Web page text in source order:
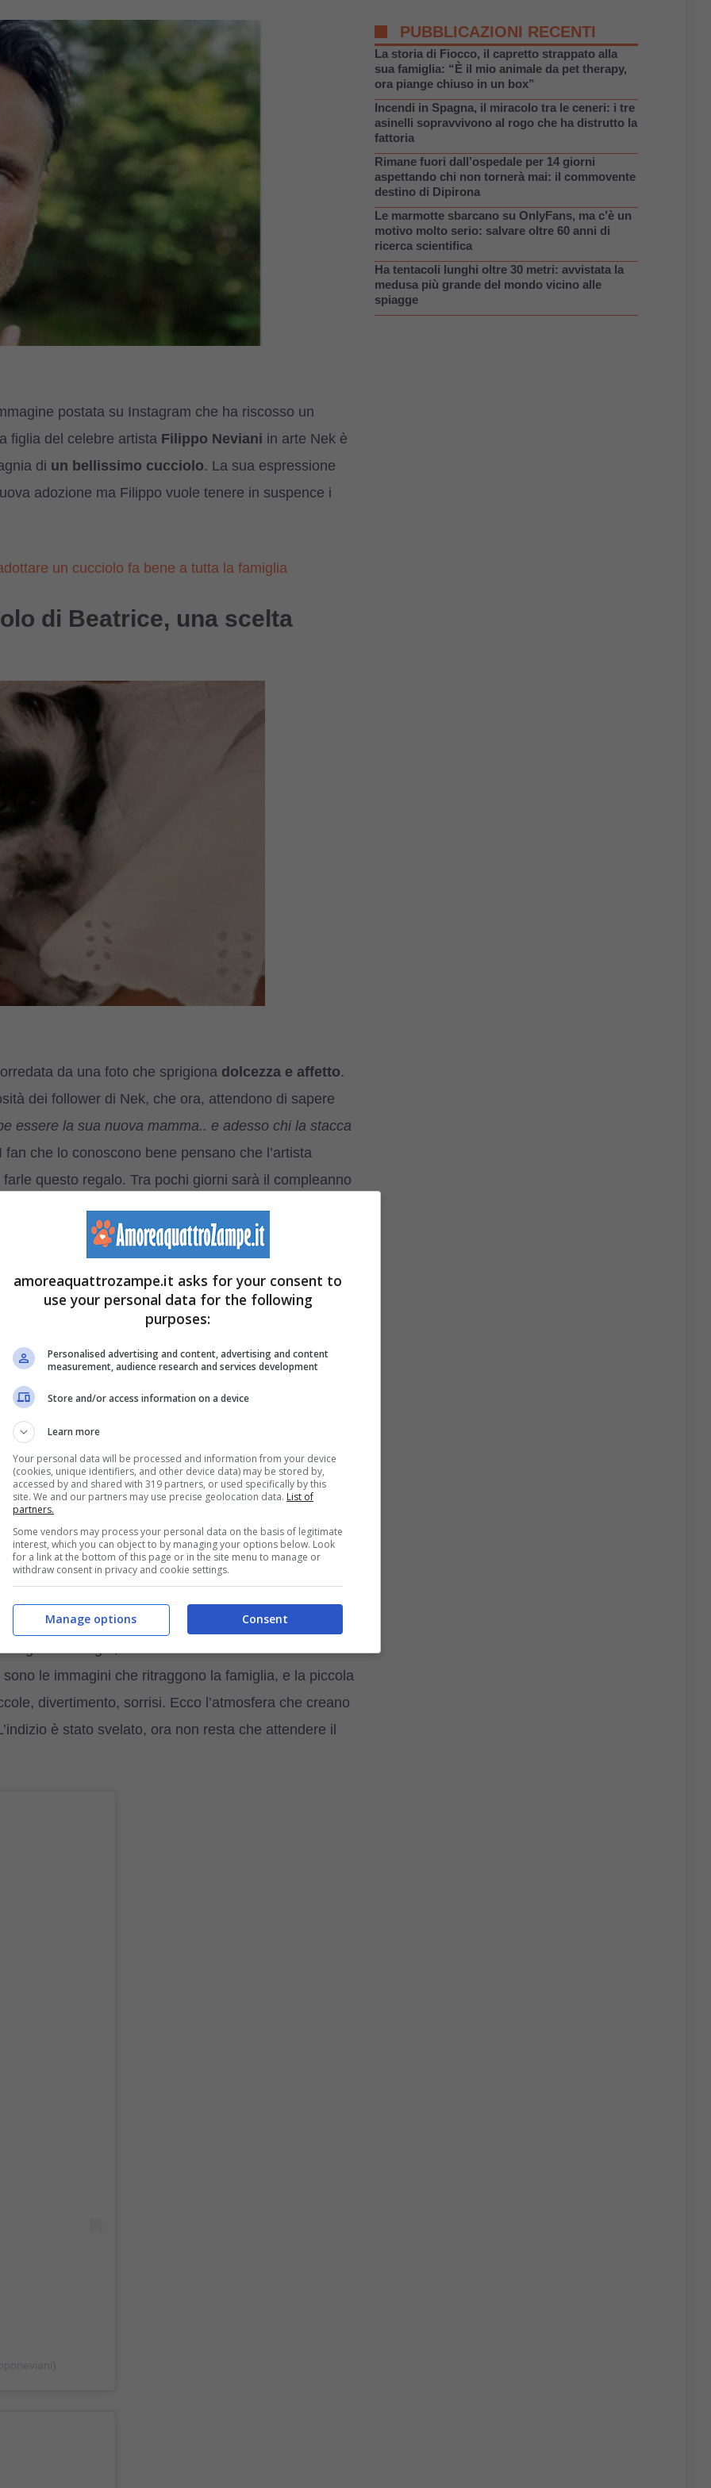
postata su Instagram che ha riscosso un
figlia del celebre artista Filippo Neviani in arte Nek è
di un bellissimo cucciolo. La sua espressione
adozione ma Filippo vuole tenere in suspence i
un cucciolo fa bene a tutta la famiglia
di Beatrice, una scelta
da una foto che sprigiona dolcezza e affetto.
dei follower di Nek, che ora, attendono di sapere
essere la sua nuova mamma.. e adesso chi la stacca
che lo conoscono bene pensano che l’artista
questo regalo. Tra pochi giorni sarà il compleanno
per celebrarlo con l’arrivo di un amico a quattro
che tiene tra le braccia con gli occhi pieni di
cuore che fa emergereil senso di protezione
che giunge forte al cucciolo che appare
pisolino.
a bambini e anziani
scatenati in un obiettivo comune: convincere
lascia che sia la sua mamma..sono già innamorati
ci si può staccare da loro“, “Sono adorabili..”. A ciò
sceglierà Beatrice, convintissimi del riscontro positivo
il grande amore che la famiglia Neviani nutre
accompagnato da un impegno costante nella lotta
l’appello pubblicato sulla pagina Facebook
gattino Ginger, celebrato con una foto insieme al
le immagini che ritraggono la famiglia, e la piccola
divertimento, sorrisi. Ecco l’atmosfera che creano
è stato svelato, ora non resta che attendere il
PUBBLICAZIONI RECENTI
La storia di Fiocco, il capretto strappato alla
sua famiglia: “È il mio animale da pet therapy,
ora piange chiuso in un box”
Incendi in Spagna, il miracolo tra le ceneri: i tre
asinelli sopravvivono al rogo che ha distrutto la
fattoria
Rimane fuori dall’ospedale per 14 giorni
aspettando chi non tornerà mai: il commovente
destino di Dipirona
Le marmotte sbarcano su OnlyFans, ma c’è un
motivo molto serio: salvare oltre 60 anni di
ricerca scientifica
Ha tentacoli lunghi oltre 30 metri: avvistata la
medusa più grande del mondo vicino alle
spiagge
amoreaquattrozampe.it asks for your consent to
use your personal data for the following
purposes:
Personalised advertising and content, advertising and content
measurement, audience research and services development
Store and/or access information on a device
Learn more
Your personal data will be processed and information from your device
(cookies, unique identifiers, and other device data) may be stored by,
accessed by and shared with 319 partners, or used specifically by this
site. We and our partners may use precise geolocation data. List of
partners.
Some vendors may process your personal data on the basis of legitimate
interest, which you can object to by managing your options below. Look
for a link at the bottom of this page or in the site menu to manage or
withdraw consent in privacy and cookie settings.
Consent
Manage options